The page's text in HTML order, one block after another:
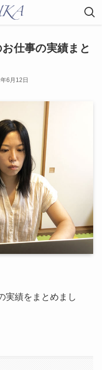
お仕事の実績まと
6月12日
実績をまとめまし